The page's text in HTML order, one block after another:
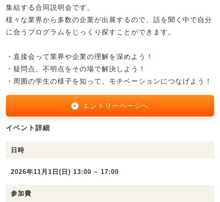
集結する合同説明会です。
様々な業界から多数の企業が出展するので、話を聞く中で自分
に合うプログラムをじっくり探すことができます。
・直接会って業界や企業の理解を深めよう！
・疑問点、不明点をその場で解決しよう！
・周囲の学生の様子を知って、モチベーションにつなげよう！
エントリーページへ
イベント詳細
日時
2026年11月1日(日) 13:00 ~ 17:00
参加費